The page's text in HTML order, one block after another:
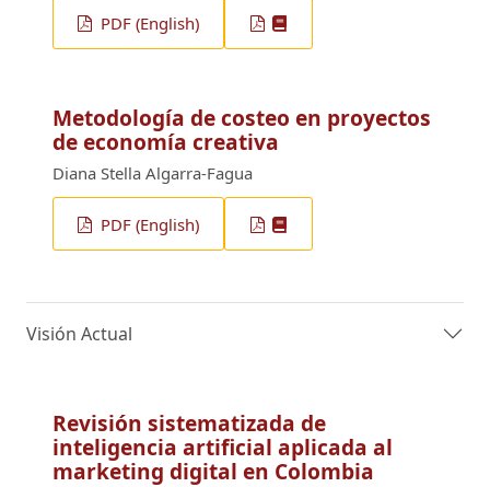
PDF (English)
Metodología de costeo en proyectos
de economía creativa
Diana Stella Algarra-Fagua
PDF (English)
Visión Actual
Revisión sistematizada de
inteligencia artificial aplicada al
marketing digital en Colombia